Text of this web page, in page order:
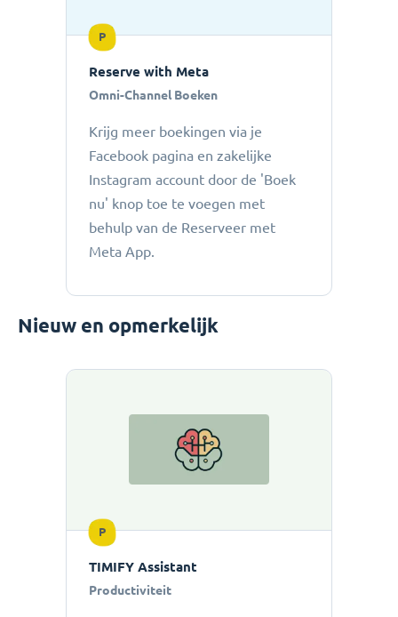
P
Reserve with Meta
Omni-Channel Boeken
Krijg meer boekingen via je
Facebook pagina en zakelijke
Instagram account door de 'Boek
nu' knop toe te voegen met
behulp van de Reserveer met
Meta App.
Nieuw en opmerkelijk
P
TIMIFY Assistant
Productiviteit